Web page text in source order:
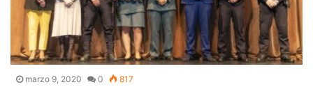
marzo 9, 2020 0 817